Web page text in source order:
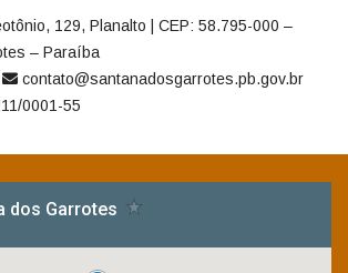
129, Planalto | CEP: 58.795-000 –
– Paraíba
contato@santanadosgarrotes.pb.gov.br
0001-55